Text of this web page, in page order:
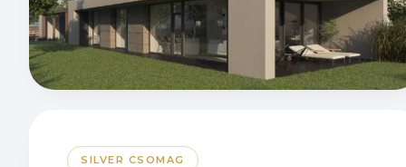
SILVER CSOMAG